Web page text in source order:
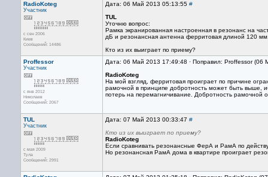
RadioKoteg
Участник
с сен 2006
Киев
Сообщений: 14486
Дата: 06 Май 2013 05:13:55 #
TUL
Уточню вопрос:
Рамка экранированная настроенная в резонанс на
дБ и резонансная антенна ферритовая длиной 120
Кто из их выиграет по приему?
Proffessor
Участник
с янв 2012
Николаев
Сообщений: 2067
Дата: 06 Май 2013 17:49:48 · Поправил: Proffessor
RadioKoteg
На мой взгляд, ферритовая проиграет по причине
рамочной в принципе добротность может быть выше,
потерь на перемагничивание. Добротность рамочной
TUL
Участник
с мая 2009
Тула
Сообщений: 2991
Дата: 07 Май 2013 00:33:47 #
Кто из их выиграет по приему?
RadioKoteg
Если сравнивать резонансные ФерА и РамА по
Но резонансная РамА дома в квартире проиграет